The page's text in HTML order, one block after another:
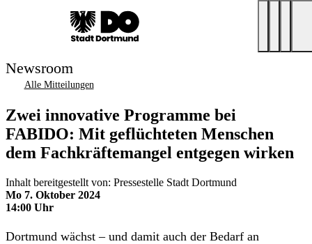
Newsroom
Alle Mitteilungen
Zwei innovative Programme bei
FABIDO: Mit geflüchteten Menschen
dem Fachkräftemangel entgegen wirken
Inhalt bereitgestellt von: Pressestelle Stadt Dortmund
Mo 7. Oktober 2024
14:00 Uhr
Dortmund wächst – und damit auch der Bedarf an